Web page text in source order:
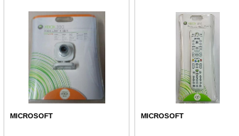
MICROSOFT MICROSOFT